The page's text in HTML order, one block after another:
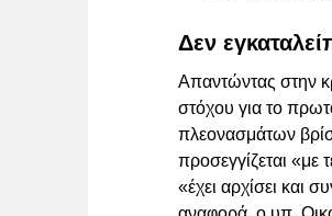
Δεν
Απαντώντας στην
στόχου για το
πλεονασμάτων
προσεγγίζεται
«έχει αρχίσει και